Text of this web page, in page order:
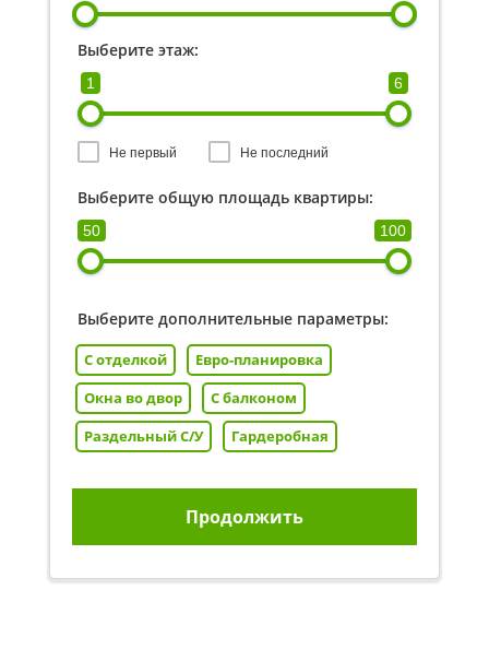
Выберите этаж:
1 6
Не первый Не последний
Выберите общую площадь квартиры:
50 100
Выберите дополнительные параметры:
С отделкой
Евро-планировка
Окна во двор
С балконом
Раздельный С/У
Гардеробная
Продолжить